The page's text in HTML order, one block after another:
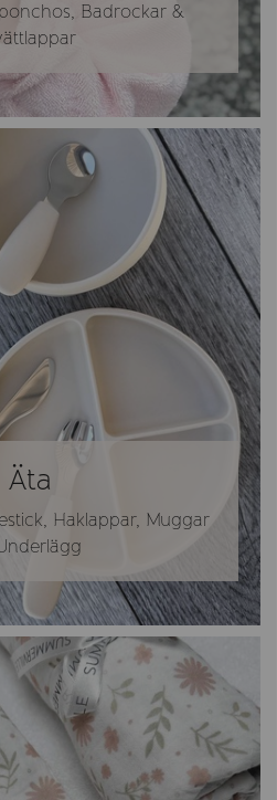
Badrockar &
Äta
Haklappar, Muggar